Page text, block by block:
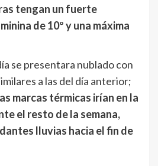
tengan un fuerte
de 10º y una máxima
se presentara nublado con
a las del día anterior;
marcas térmicas irían en la
el resto de la semana,
lluvias hacia el fin de